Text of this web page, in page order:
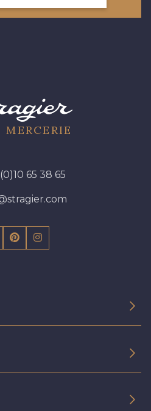
MERCERIE
65 38 65